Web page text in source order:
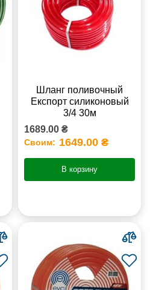
Шланг поливочный
Експорт силиконовый
3/4 30м
1689.00 ₴
Своим: 1649.00 ₴
В корзину